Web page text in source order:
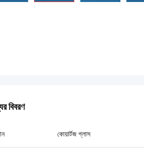
বিবরণ
কোয়ার্টজ গ্লাস